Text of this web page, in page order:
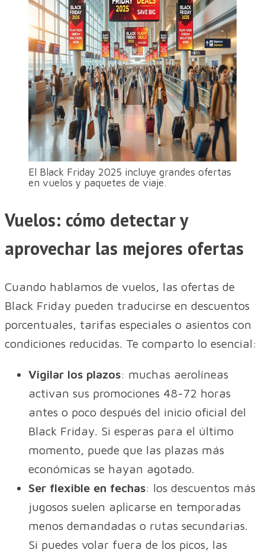
El Black Friday 2025 incluye grandes ofertas
en vuelos y paquetes de viaje.
Vuelos: cómo detectar y
aprovechar las mejores ofertas
Cuando hablamos de vuelos, las ofertas de
Black Friday pueden traducirse en descuentos
porcentuales, tarifas especiales o asientos con
condiciones reducidas. Te comparto lo esencial:
Vigilar los plazos: muchas aerolíneas
activan sus promociones 48-72 horas
antes o poco después del inicio oficial del
Black Friday. Si esperas para el último
momento, puede que las plazas más
económicas se hayan agotado.
Ser flexible en fechas: los descuentos más
jugosos suelen aplicarse en temporadas
menos demandadas o rutas secundarias.
Si puedes volar fuera de los picos, las